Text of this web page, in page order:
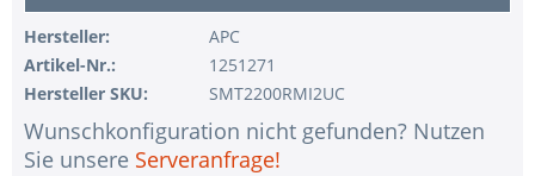
Hersteller:
APC
Artikel-Nr.:
1251271
Hersteller SKU:
SMT2200RMI2UC
Wunschkonfiguration nicht gefunden? Nutzen
Sie unsere Serveranfrage!